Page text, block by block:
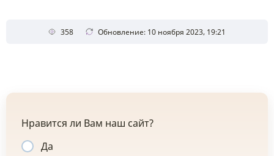
358 Обновление: 10 ноября 2023, 19:21
Нравится ли Вам наш сайт?
Да